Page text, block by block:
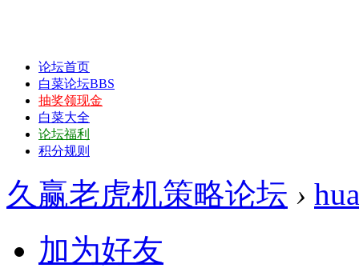
论坛首页
白菜论坛BBS
抽奖领现金
白菜大全
论坛福利
积分规则
久赢老虎机策略论坛 ›
加为好友